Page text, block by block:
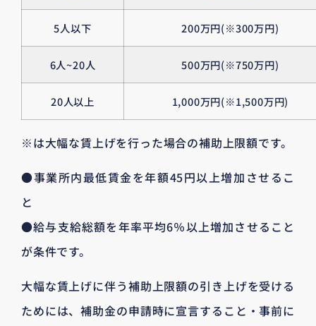
5人以下 200万円(※300万円)
6人~20人 500万円(※750万円)
20人以上 1,000万円(※1,500万円)
※は大幅な賃上げを行った場合の補助上限額です。
●事業所内最低賃金を年額45円以上増加させるこ
と
●給与支給総額を年率平均6％以上増加させること
が条件です。
大幅な賃上げに伴う補助上限額の引き上げを受ける
ためには、補助金の申請時に宣言すること・事前に